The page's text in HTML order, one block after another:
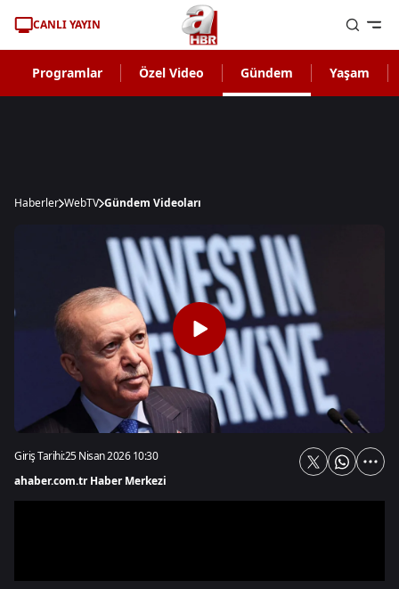
CANLI YAYIN
Programlar Özel Video Gündem Yaşam
Haberler WebTV Gündem Videoları
Giriş Tarihi:25 Nisan 2026 10:30
ahaber.com.tr Haber Merkezi